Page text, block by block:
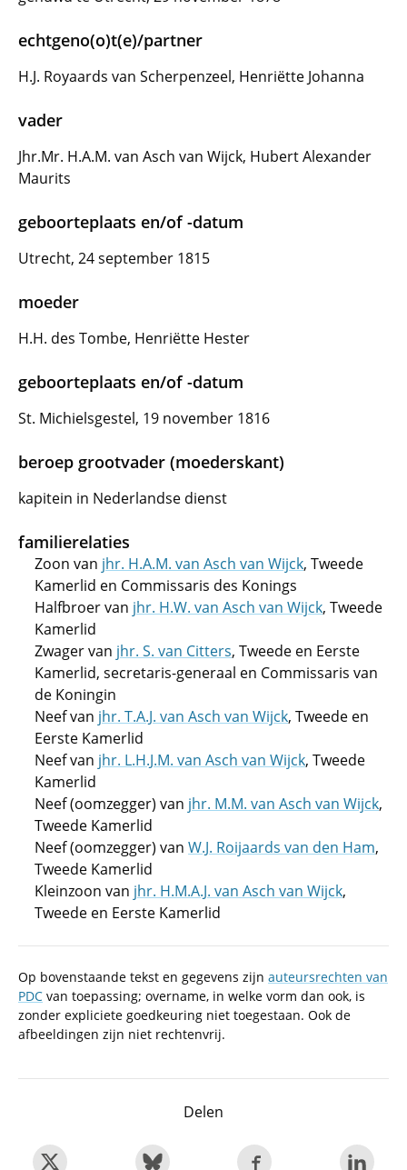
echtgeno(o)t(e)/partner
H.J. Royaards van Scherpenzeel, Henriëtte Johanna
vader
Jhr.Mr. H.A.M. van Asch van Wijck, Hubert Alexander
Maurits
geboorteplaats en/of -datum
Utrecht, 24 september 1815
moeder
H.H. des Tombe, Henriëtte Hester
geboorteplaats en/of -datum
St. Michielsgestel, 19 november 1816
beroep grootvader (moederskant)
kapitein in Nederlandse dienst
familierelaties
Zoon van jhr. H.A.M. van Asch van Wijck, Tweede
Kamerlid en Commissaris des Konings
Halfbroer van jhr. H.W. van Asch van Wijck, Tweede
Kamerlid
Zwager van jhr. S. van Citters, Tweede en Eerste
Kamerlid, secretaris-generaal en Commissaris van
de Koningin
Neef van jhr. T.A.J. van Asch van Wijck, Tweede en
Eerste Kamerlid
Neef van jhr. L.H.J.M. van Asch van Wijck, Tweede
Kamerlid
Neef (oomzegger) van jhr. M.M. van Asch van Wijck,
Tweede Kamerlid
Neef (oomzegger) van W.J. Roijaards van den Ham,
Tweede Kamerlid
Kleinzoon van jhr. H.M.A.J. van Asch van Wijck,
Tweede en Eerste Kamerlid
Op bovenstaande tekst en gegevens zijn auteursrechten van
PDC van toepassing; overname, in welke vorm dan ook, is
zonder expliciete goedkeuring niet toegestaan. Ook de
afbeeldingen zijn niet rechtenvrij.
Delen